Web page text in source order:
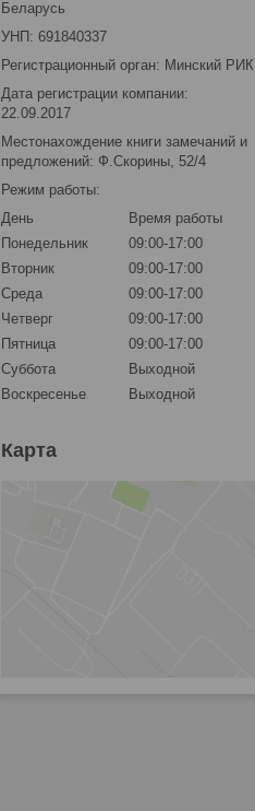
Беларусь
УНП: 691840337
Регистрационный орган: Минский РИК
Дата регистрации компании:
22.09.2017
Местонахождение книги замечаний и
предложений: Ф.Скорины, 52/4
Режим работы:
День
Время работы
Понедельник
09:00-17:00
Вторник
09:00-17:00
Среда
09:00-17:00
Четверг
09:00-17:00
Пятница
09:00-17:00
Суббота
Выходной
Воскресенье
Выходной
Карта